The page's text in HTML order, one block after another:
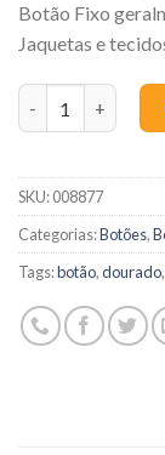
Botão Fixo
Jaquetas e
SKU:008877
Categorias:Botões,
Tags:botão,dourado,